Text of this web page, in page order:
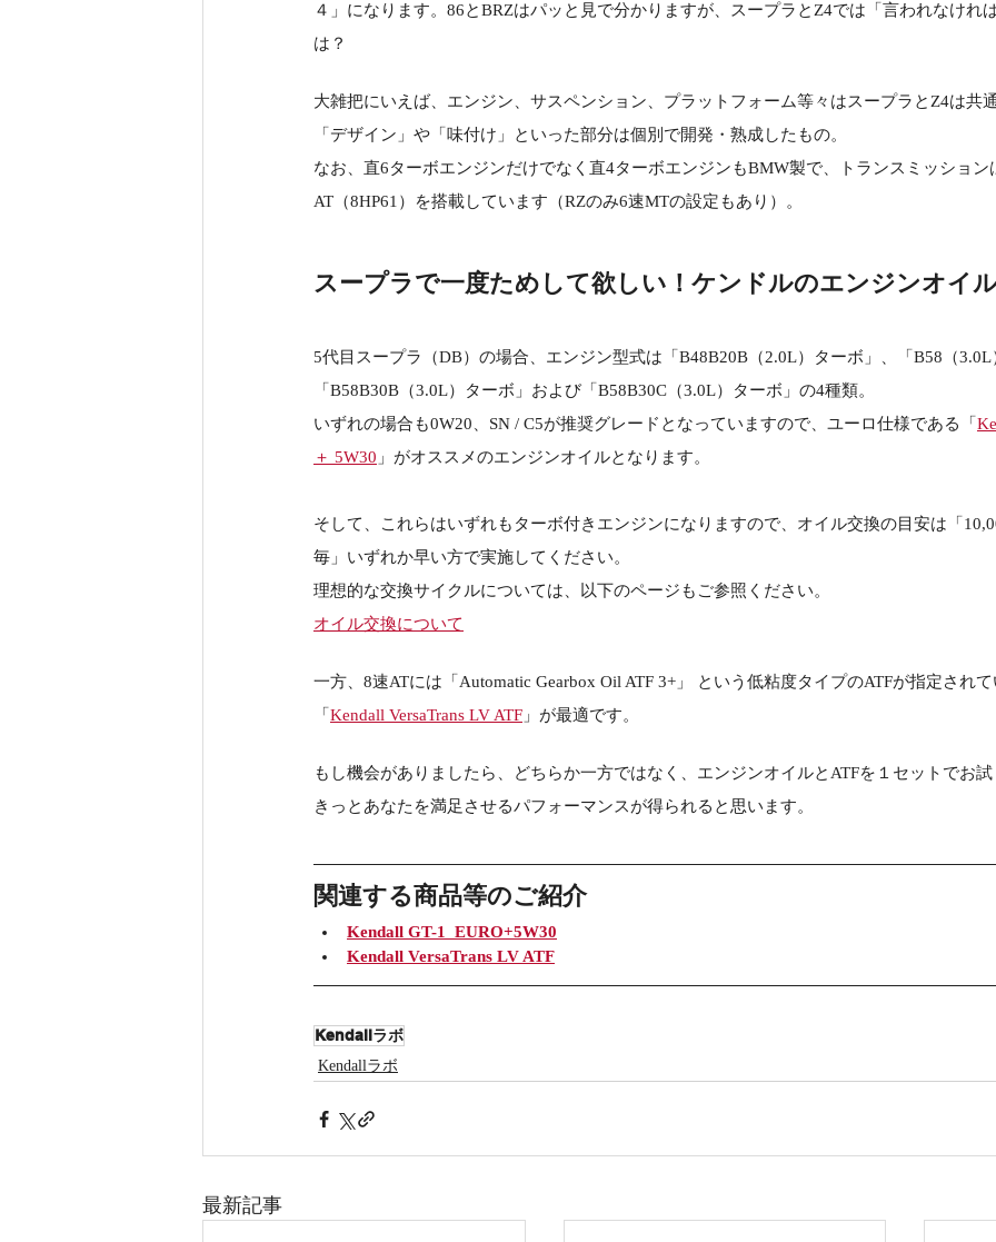
４」になります。86とBRZはパッと見で分かりますが、スープラとZ4では「言われなけれ
は？
大雑把にいえば、エンジン、サスペンション、プラットフォーム等々はスープラとZ4は共
「デザイン」や「味付け」といった部分は個別で開発・熟成したもの。
なお、直6ターボエンジンだけでなく直4ターボエンジンもBMW製で、トランスミッション
AT（8HP61）を搭載しています（RZのみ6速MTの設定もあり）。
スープラで一度ためして欲しい！ケンドルのエンジンオイ
5代目スープラ（DB）の場合、エンジン型式は「B48B20B（2.0L）ターボ」、「B58（
「B58B30B（3.0L）ターボ」および「B58B30C（3.0L）ターボ」の4種類。
いずれの場合も0W20、SN / C5が推奨グレードとなっていますので、ユーロ仕様である「
＋ 5W30 」がオススメのエンジンオイルとなります。
そして、これらはいずれもターボ付きエンジンになりますので、オイル交換の目安は「
毎」いずれか早い方で実施してください。
理想的な交換サイクルについては、以下のページもご参照ください。
オイル交換について
一方、8速ATには「Automatic Gearbox Oil ATF 3+」 という低粘度タイプのATFが指定され
「 Kendall VersaTrans LV ATF 」が最適です。
もし機会がありましたら、どちらか一方ではなく、エンジンオイルとATFを１セットでお
きっとあなたを満足させるパフォーマンスが得られると思います。
関連する商品等のご紹介
Kendall GT-1  EURO+5W30
Kendall VersaTrans LV ATF
Kendallラボ
Kendallラボ
最新記事